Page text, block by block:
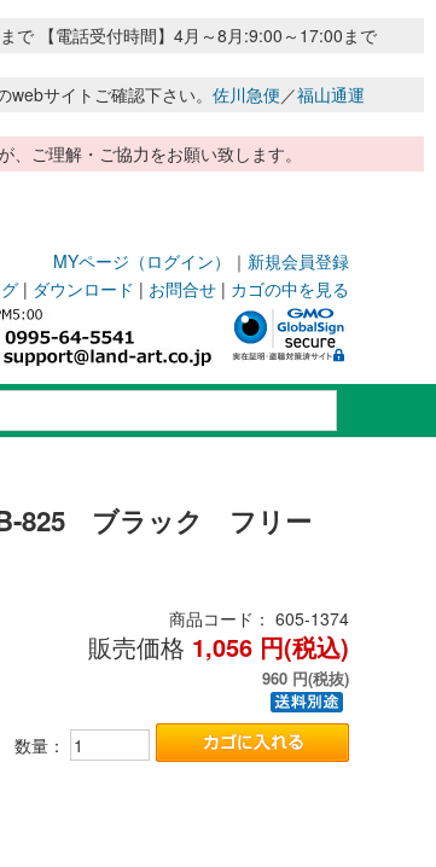
で 【電話受付時間】4月～8月:9:00～17:00まで
サイトご確認下さい。 佐川急便／福山通運
ご理解・ご協力をお願い致します。
MYページ（ログイン） ｜ 新規会員登録
| ダウンロード | お問合せ | カゴの中を見る
825 ブラック フリー
商品コード： 605-1374
販売価格 1,056 円(税込)
960 円(税抜)
数量：